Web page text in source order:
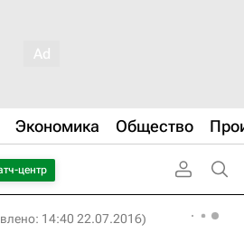
Экономика Общество
центр
14:40 22.07.2016)